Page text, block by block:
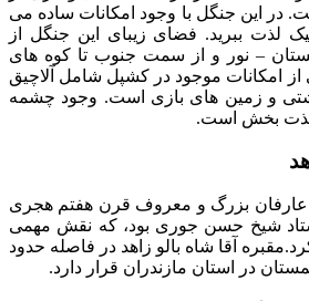
در این جنگل با وجود امکانات ساده می
لذت ببرید. فضای زیبای این جنگل از
– نور و از سمت جنوب تا کوه های
از امکانات موجود در کشپل شامل آلاچیق
و زمین های بازی است. وجود چشمه
لذت بخش است.
از عارفان بزرگ و معروف قرن هفتم هجری
شیخ حسن جوری بود، که نقش مهمی
آقا شاه بالو زاهد در فاصله حدود